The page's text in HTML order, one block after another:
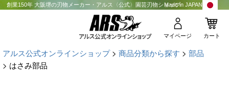
創業150年 大阪堺の刃物メーカー・アルス〈公式〉園芸刃物ショップMade in JAPAN
マイページ カート
アルス公式オンラインショップ 商品分類から探す
部品
はさみ部品